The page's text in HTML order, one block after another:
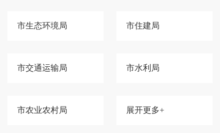
市生态环境局 市住建局
市交通运输局 市水利局
市农业农村局 展开更多+